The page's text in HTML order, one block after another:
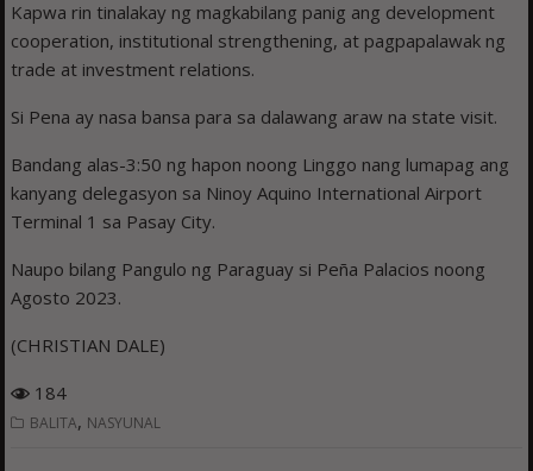
Kapwa rin tinalakay ng magkabilang panig ang development
cooperation, institutional strengthening, at pagpapalawak ng
trade at investment relations.
Si Pena ay nasa bansa para sa dalawang araw na state visit.
Bandang alas-3:50 ng hapon noong Linggo nang lumapag ang
kanyang delegasyon sa Ninoy Aquino International Airport
Terminal 1 sa Pasay City.
Naupo bilang Pangulo ng Paraguay si Peña Palacios noong
Agosto 2023.
(CHRISTIAN DALE)
184
BALITA, NASYUNAL